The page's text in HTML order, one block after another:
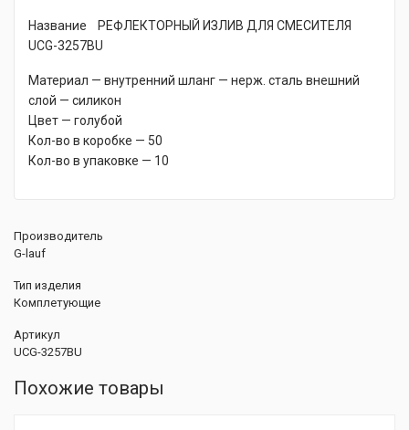
Название РЕФЛЕКТОРНЫЙ ИЗЛИВ ДЛЯ СМЕСИТЕЛЯ
UCG-3257BU
Материал — внутренний шланг — нерж. сталь внешний
слой — силикон
Цвет — голубой
Кол-во в коробке — 50
Кол-во в упаковке — 10
Производитель
G-lauf
Тип изделия
Комплетующие
Артикул
UCG-3257BU
Похожие товары